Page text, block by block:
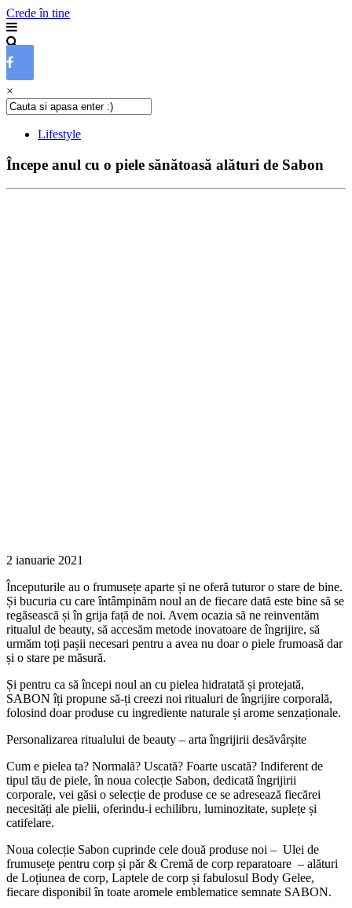
Crede în tine
×
Lifestyle
Începe anul cu o piele sănătoasă alături de Sabon
2 ianuarie 2021
Începuturile au o frumusețe aparte și ne oferă tuturor o stare de bine.
Și bucuria cu care întâmpinăm noul an de fiecare dată este bine să se
regăsească și în grija față de noi. Avem ocazia să ne reinventăm
ritualul de beauty, să accesăm metode inovatoare de îngrijire, să
urmăm toți pașii necesari pentru a avea nu doar o piele frumoasă dar
și o stare pe măsură.
Și pentru ca să începi noul an cu pielea hidratată și protejată,
SABON îți propune să-ți creezi noi ritualuri de îngrijire corporală,
folosind doar produse cu ingrediente naturale și arome senzaționale.
Personalizarea ritualului de beauty – arta îngrijirii desăvârșite
Cum e pielea ta? Normală? Uscată? Foarte uscată? Indiferent de
tipul tău de piele, în noua colecție Sabon, dedicată îngrijirii
corporale, vei găsi o selecție de produse ce se adresează fiecărei
necesități ale pielii, oferindu-i echilibru, luminozitate, suplețe și
catifelare.
Noua colecție Sabon cuprinde cele două produse noi – Ulei de
frumusețe pentru corp și păr & Cremă de corp reparatoare – alături
de Loțiunea de corp, Laptele de corp și fabulosul Body Gelee,
fiecare disponibil în toate aromele emblematice semnate SABON.